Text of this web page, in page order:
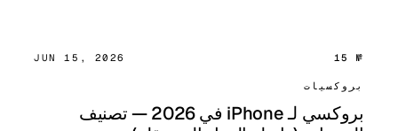
№ 15
JUN 15, 2026
بروكسيات
بروكسي لـ iPhone في 2026 — تصنيف